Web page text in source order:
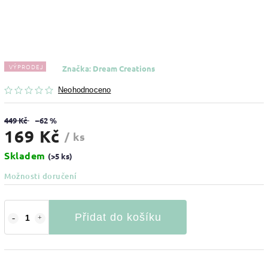
VÝPRODEJ
Neohodnoceno
Značka: Dream Creations
449 Kč –62 %
169 Kč / ks
Skladem (>5 ks)
Možnosti doručení
Přidat do košíku